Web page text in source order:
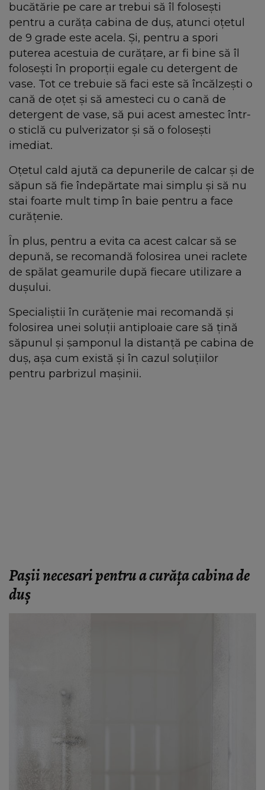
bucătărie pe care ar trebui să îl folosești
pentru a curăța cabina de duș, atunci oțetul
de 9 grade este acela. Și, pentru a spori
puterea acestuia de curățare, ar fi bine să îl
folosești în proporții egale cu detergent de
vase. Tot ce trebuie să faci este să încălzești o
cană de oțet și să amesteci cu o cană de
detergent de vase, să pui acest amestec într-
o sticlă cu pulverizator și să o folosești
imediat.
Oțetul cald ajută ca depunerile de calcar și de
săpun să fie îndepărtate mai simplu și să nu
stai foarte mult timp în baie pentru a face
curățenie.
În plus, pentru a evita ca acest calcar să se
depună, se recomandă folosirea unei raclete
de spălat geamurile după fiecare utilizare a
dușului.
Specialiștii în curățenie mai recomandă și
folosirea unei soluții antiploaie care să țină
săpunul și șamponul la distanță pe cabina de
duș, așa cum există și în cazul soluțiilor
pentru parbrizul mașinii.
Pașii necesari pentru a curăța cabina de
duș